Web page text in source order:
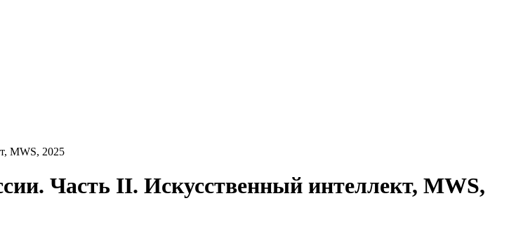
MWS, 2025
Часть II. Искусственный интеллект, MWS,